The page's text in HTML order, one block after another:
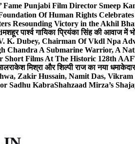
Fame Punjabi Film Director Smeep
Of Human Rights
Resounding Victory in the Akhil
मशहूर पार्श्व गायिका प्रियंका सिंह की आवाज में
K. Dubey, Chairman Of Vkdl Npa
Chandra A Submarine Warrior, A
Short Films At The Historic 128th
राकेश मिश्रा और शिल्पी राज का नया
Zakir Hussain, Namit Das,
Sadhu KabraShahzaad Mirza’s